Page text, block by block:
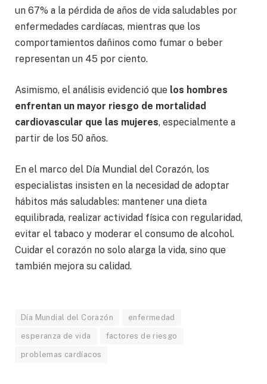
un 67% a la pérdida de años de vida saludables por
enfermedades cardíacas, mientras que los
comportamientos dañinos como fumar o beber
representan un 45 por ciento.
Asimismo, el análisis evidenció que los hombres
enfrentan un mayor riesgo de mortalidad
cardiovascular que las mujeres, especialmente a
partir de los 50 años.
En el marco del Día Mundial del Corazón, los
especialistas insisten en la necesidad de adoptar
hábitos más saludables: mantener una dieta
equilibrada, realizar actividad física con regularidad,
evitar el tabaco y moderar el consumo de alcohol.
Cuidar el corazón no solo alarga la vida, sino que
también mejora su calidad.
Día Mundial del Corazón enfermedad
esperanza de vida factores de riesgo
problemas cardíacos